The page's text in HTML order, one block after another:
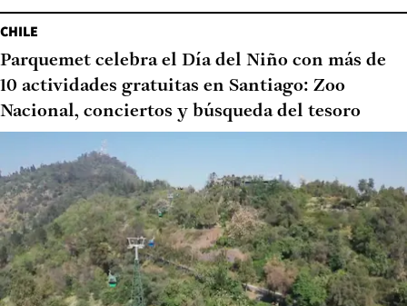
CHILE
Parquemet celebra el Día del Niño con más de
10 actividades gratuitas en Santiago: Zoo
Nacional, conciertos y búsqueda del tesoro